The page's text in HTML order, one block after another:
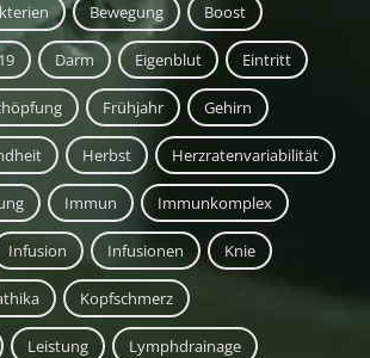
Bewegung Boost
Darm Eigenblut Eintritt
Frühjahr Gehirn
Herbst Herzratenvariabilität
Immun Immunkomplex
Infusion Infusionen Knie
Kopfschmerz
Leistung Lymphdrainage